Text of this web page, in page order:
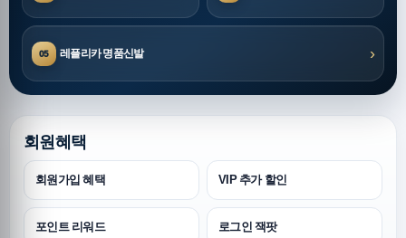
05 레플리카 명품신발 ›
회원혜택
회원가입 혜택 VIP 추가 할인
포인트 리워드 로그인 잭팟